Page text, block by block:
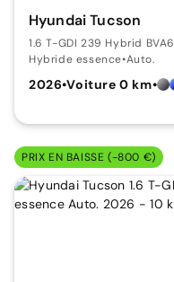
Hyundai Tucson
1.6 T-GDI 239 Hybrid BVA6
Hybride essence•Auto.
2026•Voiture 0 km•
PRIX EN BAISSE (-800 €)